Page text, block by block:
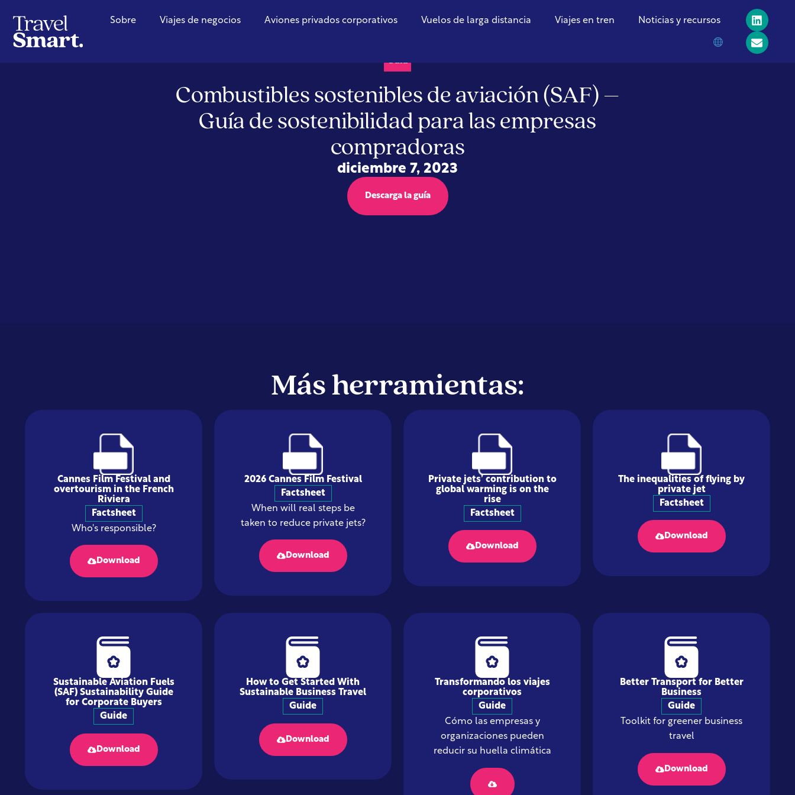
Sobre Viajes de negocios Aviones privados corporativos Vuelos de larga distancia Viajes en tren Noticias y recursos
Guía
Combustibles sostenibles de aviación (SAF) –
Guía de sostenibilidad para las empresas
compradoras
diciembre 7, 2023
Descarga la guía
Más herramientas:
Cannes Film Festival and
overtourism in the French
Riviera
Factsheet
Who's responsible?
Download
2026 Cannes Film Festival
Factsheet
When will real steps be
taken to reduce private jets?
Download
Private jets’ contribution to
global warming is on the
rise
Factsheet
Download
The inequalities of flying by
private jet
Factsheet
Download
Sustainable Aviation Fuels
(SAF) Sustainability Guide
for Corporate Buyers
Guide
Download
How to Get Started With
Sustainable Business Travel
Guide
Download
Transformando los viajes
corporativos
Guide
Cómo las empresas y
organizaciones pueden
reducir su huella climática
Better Transport for Better
Business
Guide
Toolkit for greener business
travel
Download